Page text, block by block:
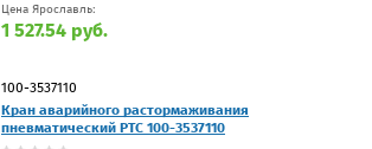
Цена Ярославль:
1 527.54 руб.
100-3537110
Кран аварийного растормаживания
пневматический РТС 100-3537110